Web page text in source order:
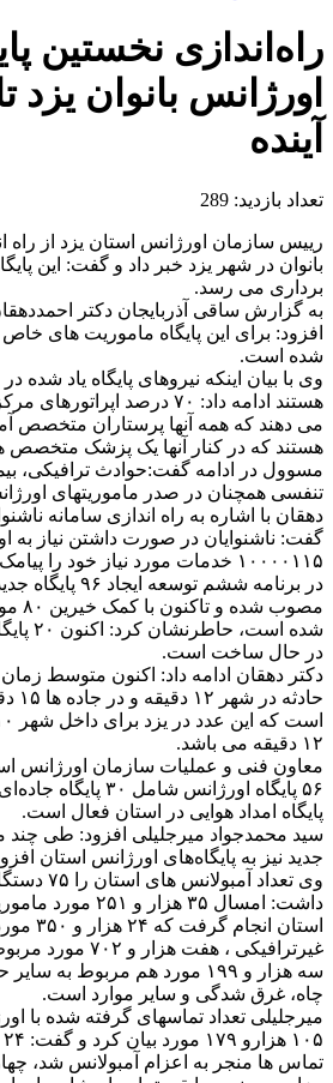
راه‌اندازی نخستین
اورژانس بانوان یزد
آینده
تعداد بازدید: 289
رییس سازمان اورژانس استان یزد از راه
بانوان در شهر یزد خبر داد و گفت: این
برداری می رسد.
به گزارش ساقی آذربایجان دکتر
افزود: برای این پایگاه ماموریت های
شده است.
وی با بیان اینکه نیروهای پایگاه یاد
می دهند که همه آنها پرستاران متخصص
هستند که در کنار آنها یک پزشک متخصص
مسوول در ادامه گفت:حوادث ترافیکی،
تنفسی همچنان در صدر ماموریتهای
دهقان با اشاره به راه اندازی سامانه
گفت: ناشنوایان در صورت داشتن نیاز به
۱۰۰۰۰۱۱۵ خدمات مورد نیاز خود را
در برنامه ششم
شده
در حال ساخت است.
دکتر دهقان ادامه داد: اکنون متوسط
۱۲ دقیقه می باشد.
معاون فنی و عملیات سازمان اورژانس
پایگاه امداد هوایی در استان فعال است.
سید محمدجواد میرجلیلی افزود: طی چند ماه
جدید نیز به پایگاه‌های اورژانس استان
وی تعداد
داشت: امسال ۳۵
استان
غیرترافیکی ، هفت
سه هزار و ۱۹۹ مورد هم مربوط
چاه، غرق شدگی و سایر موارد است.
میرجلیلی تعداد تماسهای گرفته شده با